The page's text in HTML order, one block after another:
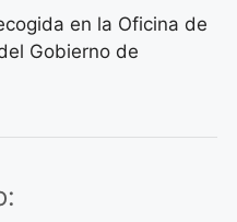
en la Oficina de
Gobierno de